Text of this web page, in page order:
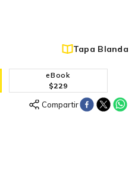
Tapa Blanda
eBook
$229